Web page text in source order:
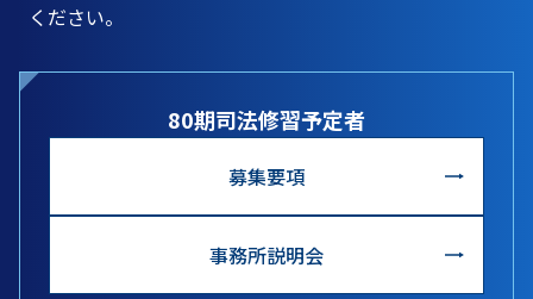
ください。
80期司法修習予定者
募集要項
事務所説明会